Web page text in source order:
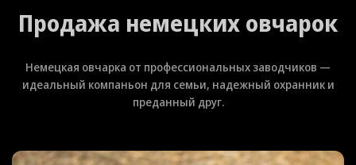
Продажа немецких овчарок
Немецкая овчарка от профессиональных заводчиков —
идеальный компаньон для семьи, надежный охранник и
преданный друг.